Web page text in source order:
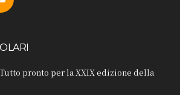
pronto per la XXIX edizione della